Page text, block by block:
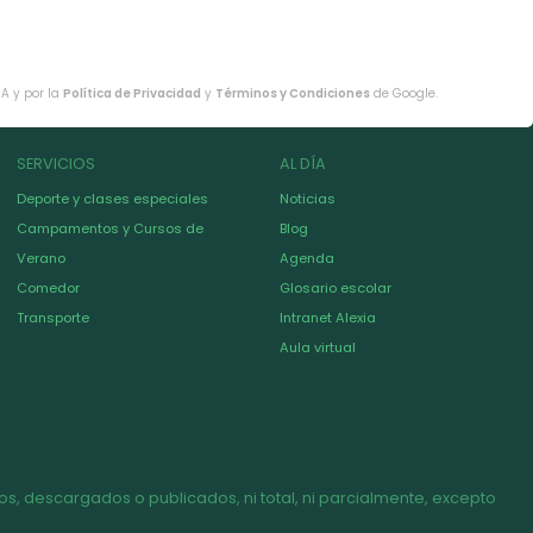
y por la Política de Privacidad y Términos y Condiciones de Google.
SERVICIOS
Deporte y clases especiales
Campamentos y Cursos de
Verano
Comedor
Transporte
AL DÍA
Noticias
Blog
Agenda
Glosario escolar
Intranet Alexia
Aula virtual
descargados o publicados, ni total, ni parcialmente, excepto